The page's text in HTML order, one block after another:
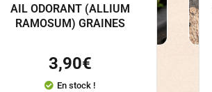
AIL ODORANT (ALLIUM
RAMOSUM) GRAINES
3,90€
En stock !